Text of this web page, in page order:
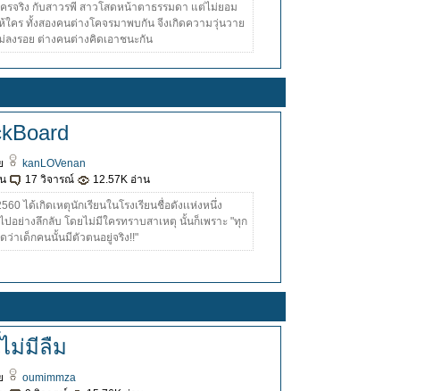
ครจริง กับสาวรพี สาวโสดหน้าตาธรรมดา แต่ไม่ยอม
ใคร ทั้งสองคนต่างโคจรมาพบกัน จีงเกิดความวุ่นวาย
ลงรอย ต่างคนต่างคิดเอาชนะกัน
kanLOVenan
17 วิจารณ์ 12.57K อ่าน
ได้เกิดเหตุนักเรียนในโรงเรียนชื่อดังเเห่งหนึ่ง
ปอย่างลึกลับ โดยไม่มีใครทราบสาเหตุ นั้นก็เพราะ "ทุก
ว่าเด็กคนนั้นมีตัวตนอยู่จริง!!"
ม่มีลืม
oumimmza